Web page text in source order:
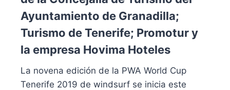
Ayuntamiento de Granadilla;
Turismo de Tenerife; Promotur y
la empresa Hovima Hoteles
La novena edición de la PWA World Cup
Tenerife 2019 de windsurf se inicia este